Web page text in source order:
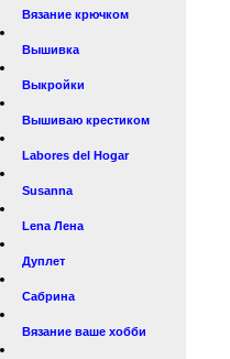
Вязание крючком
Вышивка
Выкройки
Вышиваю крестиком
Labores del Hogar
Susanna
Lena Лена
Дуплет
Сабрина
Вязание ваше хобби